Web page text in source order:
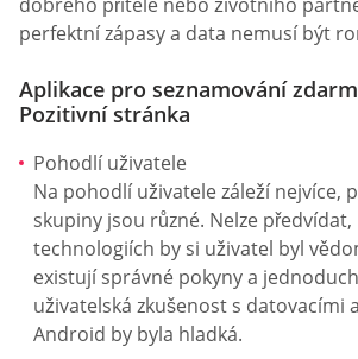
perfektní zápasy a data nemusí být
Aplikace pro seznamování
Pozitivní stránka
Pohodlí uživatele
Na pohodlí uživatele záleží nejvíce,
skupiny jsou různé. Nelze
technologiích by si uživatel byl
existují správné pokyny a
uživatelská zkušenost s datovacími
Android by byla hladká.